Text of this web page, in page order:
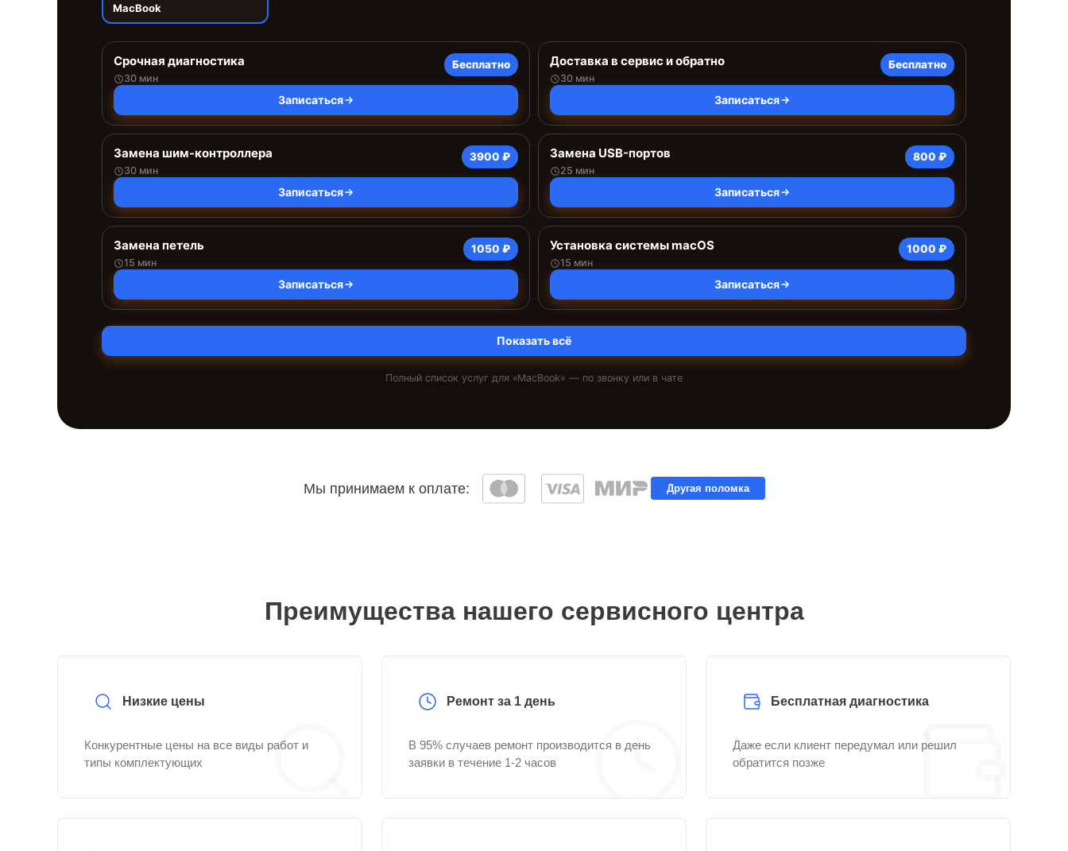
MacBook
Срочная диагностика
30 мин
Бесплатно
Записаться
Доставка в сервис и обратно
30 мин
Бесплатно
Записаться
Замена шим-контроллера
30 мин
3900 ₽
Записаться
Замена USB-портов
25 мин
800 ₽
Записаться
Замена петель
15 мин
1050 ₽
Записаться
Установка системы macOS
15 мин
1000 ₽
Записаться
Показать всё
Полный список услуг для «MacBook» — по звонку или в чате
Мы принимаем к оплате: Другая поломка
Преимущества нашего сервисного центра
Низкие цены
Конкурентные цены на все виды работ и
типы комплектующих
Ремонт за 1 день
В 95% случаев ремонт производится в день
заявки в течение 1-2 часов
Бесплатная диагностика
Даже если клиент передумал или решил
обратится позже